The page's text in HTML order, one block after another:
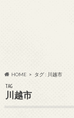
HOME タグ : 川越市
TAG
川越市